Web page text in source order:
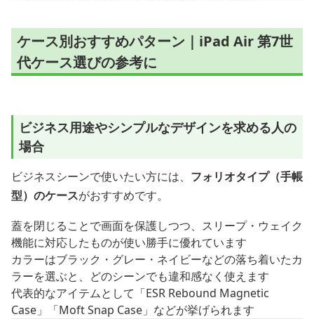
ケース別おすすめパターン｜iPad Air 第7世
代ケース選びの参考に
ビジネス用途やシンプルなデザインを求める人の
場合
ビジネスシーンで使いたい方には、 フォリオタイプ（手帳
型）のケースがおすすめです。
蓋を閉じることで画面を保護しつつ、スリープ・ウェイク
機能に対応したものが使い勝手に優れています
カラーはブラック・グレー・ネイビーなどの落ち着いたカ
ラーを選ぶと、どのシーンでも違和感なく使えます
代表的なアイテムとして「ESR Rebound Magnetic
Case」「Moft Snap Case」などが挙げられます